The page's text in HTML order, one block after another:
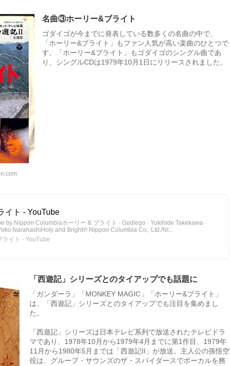
名曲③ホーリー&ブライト
ゴダイゴが今までに発表している数多くの名曲の中で、
「ホーリー&ブライト」もファン人気が高い楽曲のひとつで
す。「ホーリー&ブライト」もゴダイゴのシングル曲であ
り、シングルCDは1979年10月1日にリリースされました。
イト - YouTube
by Nippon Columbiaホーリー & ブライト · Godiego · Yukihide Takekawa ·
NarahashiHoly and Bright℗ Nippon Columbia Co., Ltd./NI...
ライト - YouTube
「西遊記」シリーズとのタイアップでも話題に
「ガンダーラ」「MONKEY MAGIC」「ホーリー&ブライト」
は、「西遊記」シリーズとのタイアップでも注目を集めまし
た。
「西遊記」シリーズは日本テレビ系列で放送されたテレビドラ
マであり、1978年10月から1979年4月までに第1作目、1979年
11月から1980年5月までは「西遊記II」が放送。主人公の孫悟空
役は、グループ・サウンズのザ・スパイダースでボーカルを務